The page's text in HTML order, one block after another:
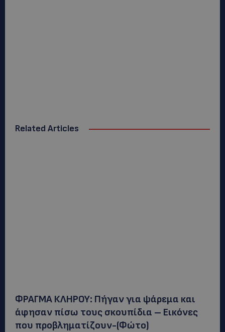
Related Articles
ΦΡΑΓΜΑ ΚΛΗΡΟΥ: Πήγαν για ψάρεμα και
άφησαν πίσω τους σκουπίδια – Εικόνες
που προβληματίζουν-(Φώτο)